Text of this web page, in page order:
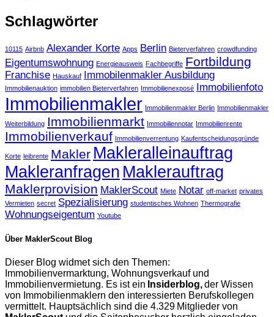
Schlagwörter
10115 Airbnb Alexander Korte Apps Berlin Bieterverfahren crowdfunding
Eigentumswohnung Energieausweis Fachbegriffe Fortbildung
Franchise Hauskauf Immobilenmakler Ausbildung
Immobilienauktion immobilien Bieterverfahren Immobilienexposé Immobilienfoto
Immobilienmakler Immobilienmakler Berlin Immobilienmakler
Weiterbildung Immobilienmarkt Immobiliennotar Immobilienrente
Immobilienverkauf Immobilienverrentung Kaufentscheidungsgründe
Korte leibrente Makler Makleralleinauftrag
Makleranfragen Maklerauftrag
Maklerprovision MaklerScout Miete Notar off-market privates
Vermieten secret Spezialisierung studentisches Wohnen Thermografie
Wohnungseigentum Youtube
Über MaklerScout Blog
Dieser Blog widmet sich den Themen:
Immobilienvermarktung, Wohnungsverkauf und
Immobilienvermietung. Es ist ein Insiderblog,der Wissen
von Immobilienmaklern den interessierten Berufskollegen
vermittelt. Hauptsächlich sind die 4.329 Mitglieder von